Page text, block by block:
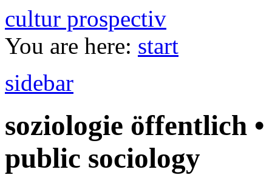
cultur prospectiv
You are here: start
sidebar
soziologie öffentlich
public sociology